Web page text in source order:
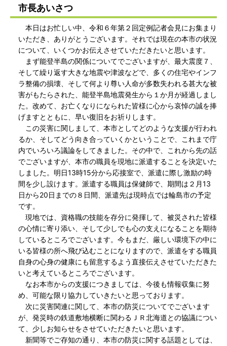
市長あいさつ
本日はお忙しい中、令和６年第２回定例記者会見にお集まり
いただき、ありがとうございます。それでは現在の本市の状況
について、いくつかお伝えさせていただきたいと思います。
まず能登半島の関係についてでございますが、最大震度７、
そして繰り返す大きな地震や津波などで、多くの住宅やインフ
ラ整備の損壊、そして何より尊い人命が多数失われる甚大な被
害がもたらされた、能登半島地震発生から１か月が経過しまし
た。改めて、お亡くなりになられた皆様に心から哀悼の誠を捧
げますとともに、早い復旧をお祈りします。
この災害に関しまして、本市としてどのような支援が行われ
るか、そしてどう向き合っていくかということで、これまで庁
内でいろいろ議論をしてきました。その中で、これから先の話
でございますが、本市の職員を現地に派遣することを決定いた
しました。明日13時15分から応接室で、派遣に際し激励の時
間を少し設けます。派遣する職員は保健師で、期間は２月13
日から20日までの８日間、派遣先は現時点では輪島市の予定
です。
現地では、資格職の技能を存分に発揮して、被災された皆様
の心情に寄り添い、そして少しでも心の支えになることを期待
しているところでございます。今もまだ、厳しい環境下の中に
いる皆様の所へ飛び込むことになりますので、派遣をする職員
自身の心身の健康にも留意するよう直接伝えさせていただきた
いと考えているところでございます。
なお本市からの支援につきましては、今後も情報収集に努
め、可能な限り協力していきたいと思っております。
次に災害関連に関して、本市の防災についてでございます
が、発災時の鉄道敷地横断に関わるＪＲ北海道との協議につい
て、少しお知らせをさせていただきたいと思います。
新聞等でご存知の通り、本市の防災に関する話題としては、